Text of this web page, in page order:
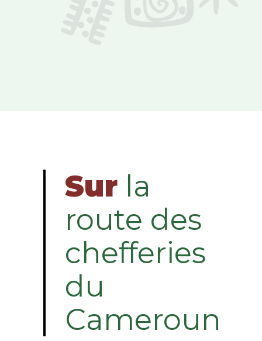
Sur la
route des
chefferies
du
Cameroun